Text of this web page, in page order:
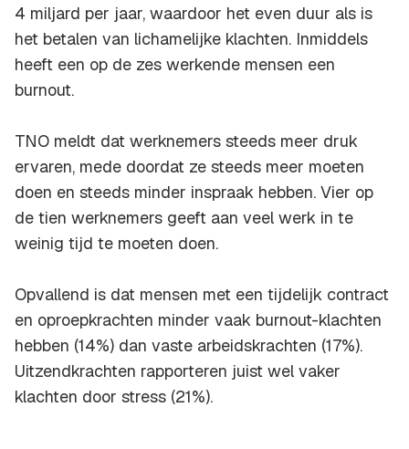
4 miljard per jaar, waardoor het even duur als is
het betalen van lichamelijke klachten. Inmiddels
heeft een op de zes werkende mensen een
burnout.
TNO meldt dat werknemers steeds meer druk
ervaren, mede doordat ze steeds meer moeten
doen en steeds minder inspraak hebben. Vier op
de tien werknemers geeft aan veel werk in te
weinig tijd te moeten doen.
Opvallend is dat mensen met een tijdelijk contract
en oproepkrachten minder vaak burnout-klachten
hebben (14%) dan vaste arbeidskrachten (17%).
Uitzendkrachten rapporteren juist wel vaker
klachten door stress (21%).